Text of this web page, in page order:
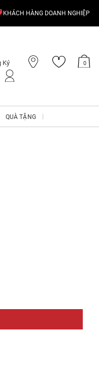
KHÁCH HÀNG DOANH NGHIỆP
Ký 0
QUÀ TẶNG